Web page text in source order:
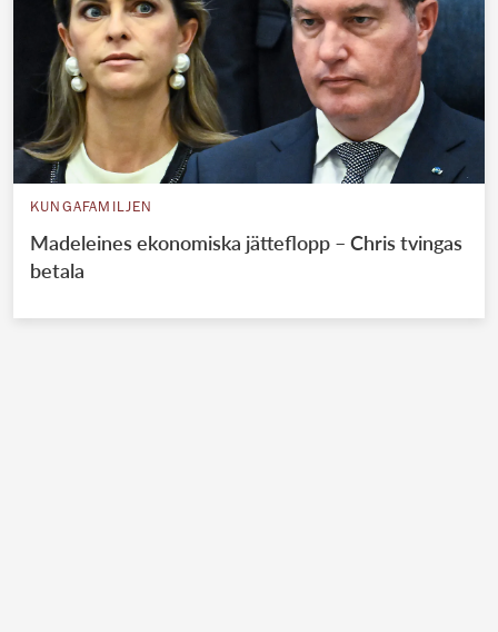
KUNGAFAMILJEN
Madeleines ekonomiska jätteflopp – Chris tvingas
betala